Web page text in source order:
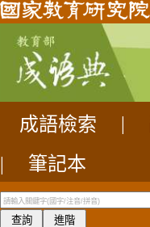
成語檢索
|
筆記本